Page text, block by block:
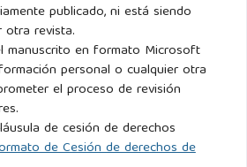
publicado, ni está siendo
revista.
manuscrito en formato Microsoft
personal o cualquier otra
el proceso de revisión
de cesión de derechos
de Cesión de derechos de